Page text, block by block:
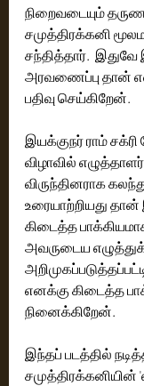
நிறைவடையும்
சமுத்திரக்கனி
சந்தித்தார்.
அரவணைப்பு தான்
இயக்குநர் ராம்
விழாவில்
விருந்தினராக
உரையாற்றியது தான்
கிடைத்த
அவருடைய
எனக்கு கிடைத்த
இந்தப் படத்தில்
சமுத்திரக்கனியின்